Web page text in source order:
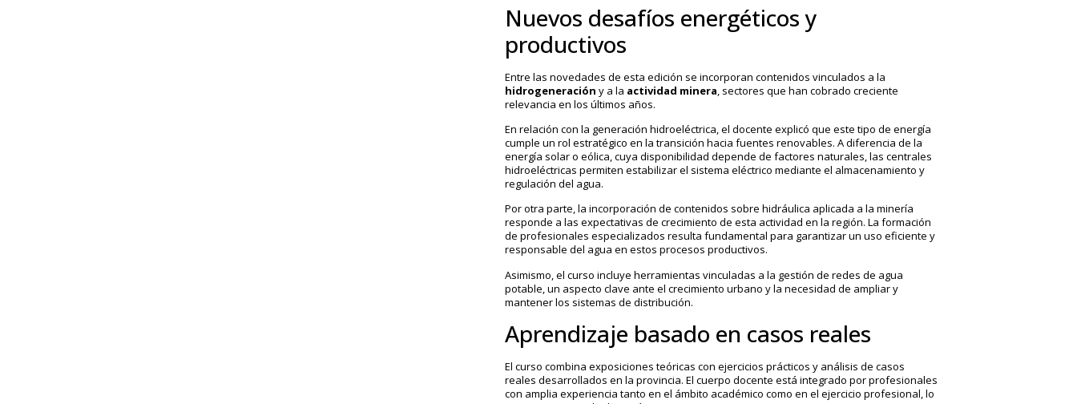
Nuevos desafíos energéticos y
productivos
Entre las novedades de esta edición se incorporan contenidos vinculados a la
hidrogeneración y a la actividad minera , sectores que han cobrado creciente
relevancia en los últimos años.
En relación con la generación hidroeléctrica, el docente explicó que este tipo de energía
cumple un rol estratégico en la transición hacia fuentes renovables. A diferencia de la
energía solar o eólica, cuya disponibilidad depende de factores naturales, las centrales
hidroeléctricas permiten estabilizar el sistema eléctrico mediante el almacenamiento y
regulación del agua.
Por otra parte, la incorporación de contenidos sobre hidráulica aplicada a la minería
responde a las expectativas de crecimiento de esta actividad en la región. La formación
de profesionales especializados resulta fundamental para garantizar un uso eficiente y
responsable del agua en estos procesos productivos.
Asimismo, el curso incluye herramientas vinculadas a la gestión de redes de agua
potable, un aspecto clave ante el crecimiento urbano y la necesidad de ampliar y
mantener los sistemas de distribución.
Aprendizaje basado en casos reales
El curso combina exposiciones teóricas con ejercicios prácticos y análisis de casos
reales desarrollados en la provincia. El cuerpo docente está integrado por profesionales
con amplia experiencia tanto en el ámbito académico como en el ejercicio profesional, lo